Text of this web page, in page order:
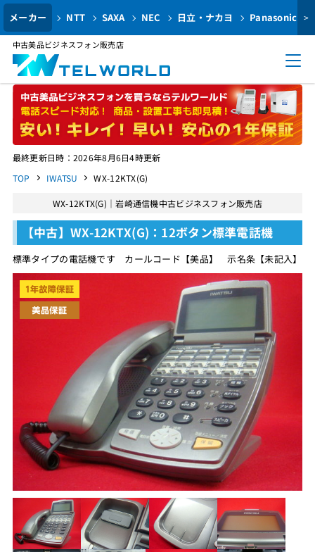
メーカー NTT SAXA NEC 日立・ナカヨ Panasonic >
中古美品ビジネスフォン販売店
最終更新日時：2026年8月6日4時更新
TOP
IWATSU WX-12KTX(G)
WX-12KTX(G)｜岩崎通信機中古ビジネスフォン販売店
【中古】WX-12KTX(G)：12ボタン標準電話機
標準タイプの電話機です カールコード【美品】 示名条【未記入】